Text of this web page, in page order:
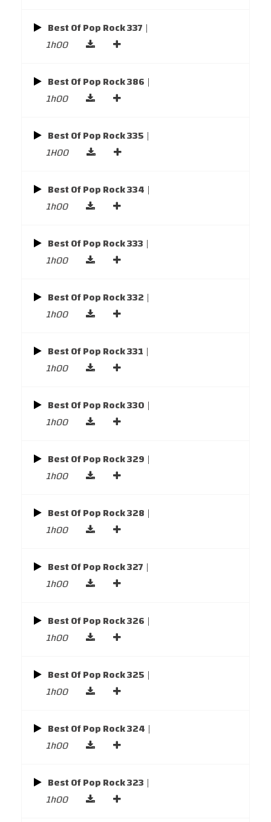
Best Of Pop Rock 337 |
1h00
Best Of Pop Rock 386 |
1h00
Best Of Pop Rock 335 |
1H00
Best Of Pop Rock 334 |
1h00
Best Of Pop Rock 333 |
1h00
Best Of Pop Rock 332 |
1h00
Best Of Pop Rock 331 |
1h00
Best Of Pop Rock 330 |
1h00
Best Of Pop Rock 329 |
1h00
Best Of Pop Rock 328 |
1h00
Best Of Pop Rock 327 |
1h00
Best Of Pop Rock 326 |
1h00
Best Of Pop Rock 325 |
1h00
Best Of Pop Rock 324 |
1h00
Best Of Pop Rock 323 |
1h00